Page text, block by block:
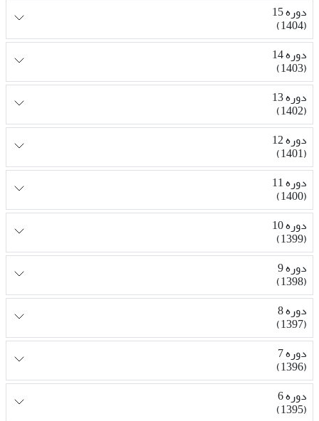
دوره 15
(1404)
دوره 14
(1403)
دوره 13
(1402)
دوره 12
(1401)
دوره 11
(1400)
دوره 10
(1399)
دوره 9
(1398)
دوره 8
(1397)
دوره 7
(1396)
دوره 6
(1395)